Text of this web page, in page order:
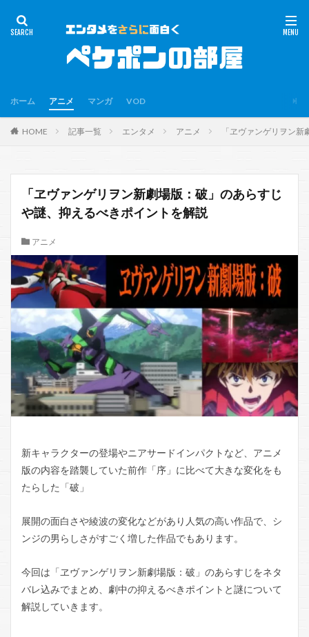
ホーム アニメ マンガ VOD
HOME 記事一覧 エンタメ アニメ 「ヱヴァンゲリヲン
「ヱヴァンゲリヲン新劇場版：破」のあらすじ
や謎、抑えるべきポイントを解説
アニメ
新キャラクターの登場やニアサードインパクトなど、アニメ
版の内容を踏襲していた前作「序」に比べて大きな変化をも
たらした「破」
展開の面白さや綾波の変化などがあり人気の高い作品で、シ
ンジの男らしさがすごく増した作品でもあります。
今回は「ヱヴァンゲリヲン新劇場版：破」のあらすじをネタ
バレ込みでまとめ、劇中の抑えるべきポイントと謎について
解説していきます。